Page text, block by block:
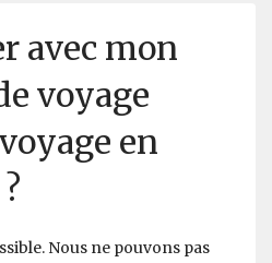
avec mon
voyage
en
Nous ne pouvons pas